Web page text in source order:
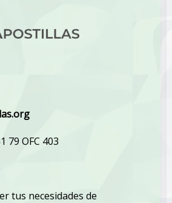
79 OFC 403
tus necesidades de